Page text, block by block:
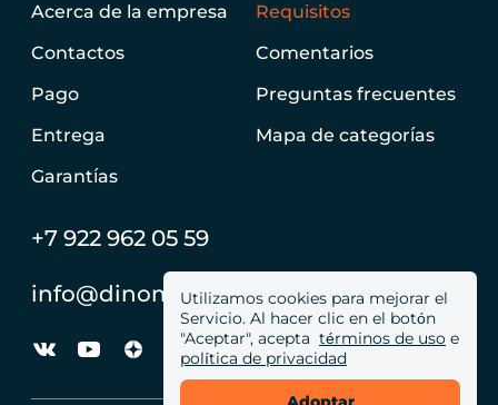
Utilizamos cookies para mejorar el
Servicio. Al hacer clic en el botón
"Aceptar", acepta términos de uso e
política de privacidad
Acerca de la empresa
Contactos
Pago
Entrega
Garantías
Requisitos
Comentarios
Preguntas frecuentes
Mapa de categorías
+7 922 962 05 59
info@dinomachine.ru